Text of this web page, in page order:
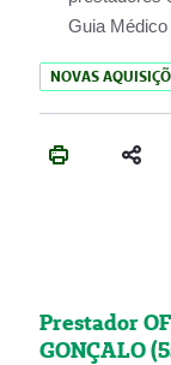
Guia Médico
NOVAS
Prestador
GONÇALO